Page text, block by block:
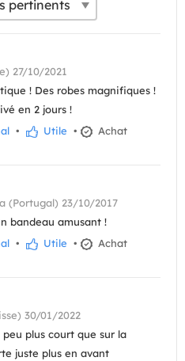
27/10/2021
! Des robes magnifiques !
en 2 jours !
• Utile •
Achat
(Portugal) 23/10/2017
bandeau amusant !
• Utile •
Achat
30/01/2022
plus court que sur la
juste plus en avant